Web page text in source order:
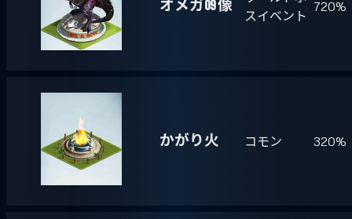
オメガ09 像
スイベント
720%
かがり火 コモン 320%